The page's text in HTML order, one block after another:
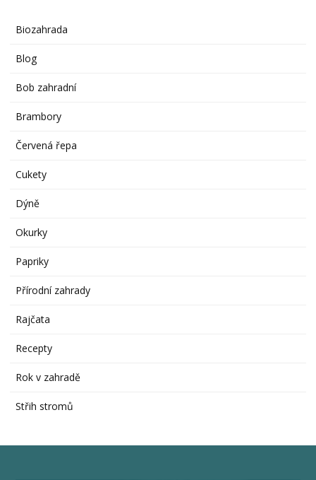
Biozahrada
Blog
Bob zahradní
Brambory
Červená řepa
Cukety
Dýně
Okurky
Papriky
Přírodní zahrady
Rajčata
Recepty
Rok v zahradě
Střih stromů